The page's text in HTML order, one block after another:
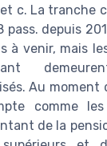
c. La tranche
depuis
à venir, mais
Au moment
comme
de la